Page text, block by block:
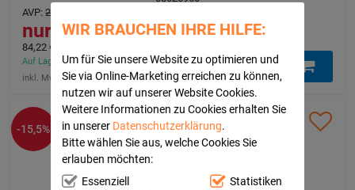
WIR BRAUCHEN IHRE HILFE:
Um für Sie unsere Website zu optimieren und
Sie via Online-Marketing erreichen zu können,
nutzen wir auf unserer Website Cookies.
Weitere Informationen zu Cookies erhalten Sie
in unserer Datenschutzerklärung.
Bitte wählen Sie aus, welche Cookies Sie
erlauben möchten:
Essenziell
Statistiken
18,95 €
AVP: 22,44 €
Auf Lager - In 1-3 Tagen bei Ihnen (innerhalb Deutschlands)
inkl. Mwst. zzgl.klimaneutraler Versand
84,22 €
-15,5%